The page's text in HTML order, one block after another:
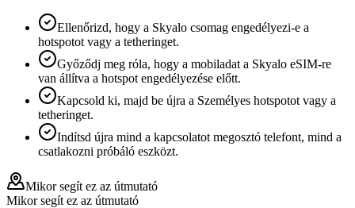
Ellenőrizd, hogy a Skyalo csomag engedélyezi-e a
hotspotot vagy a tetheringet.
Győződj meg róla, hogy a mobiladat a Skyalo eSIM-re
van állítva a hotspot engedélyezése előtt.
Kapcsold ki, majd be újra a Személyes hotspotot vagy a
tetheringet.
Indítsd újra mind a kapcsolatot megosztó telefont, mind a
csatlakozni próbáló eszközt.
Mikor segít ez az útmutató
Mikor segít ez az útmutató